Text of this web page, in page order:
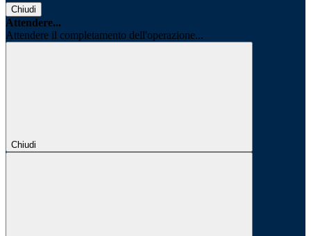
Chiudi
Attendere...
Attendere il completamento dell'operazione...
Chiudi